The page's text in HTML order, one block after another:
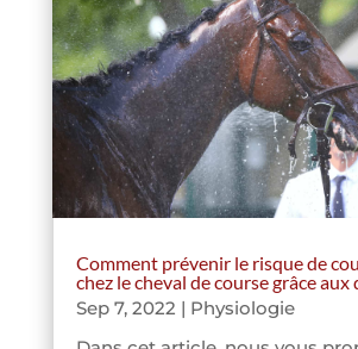
Comment prévenir le risque de
chez le cheval de course grâce aux
Sep 7, 2022 | Physiologie